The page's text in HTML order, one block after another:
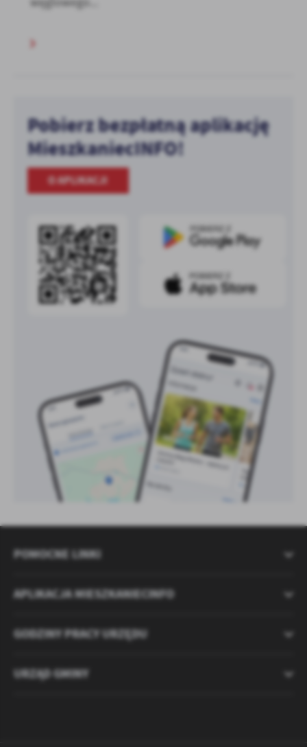
Pobierz bezpłatną aplikację
MieszkaniecINFO!
O APLIKACJI
POMOCNE LINKI
APLIKACJA MIESZKANIECINFO
GODZINY PRACY URZĘDU
URZĄD GMINY